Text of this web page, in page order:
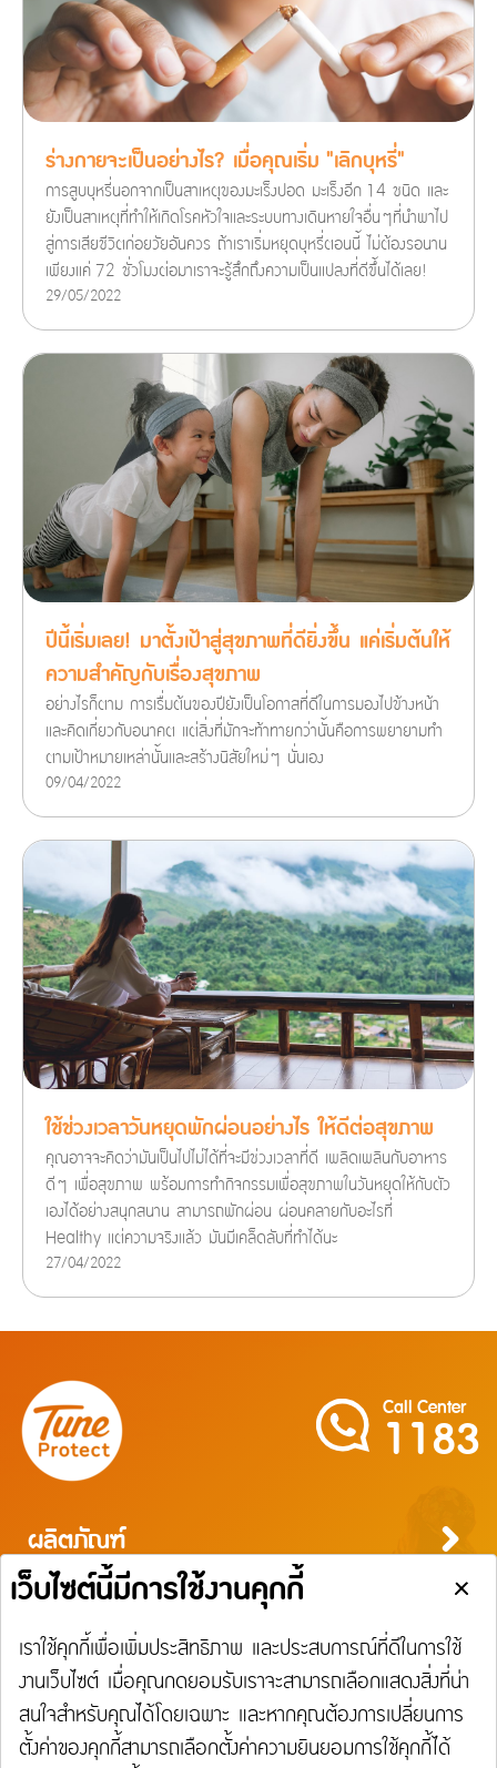
ร่างกายจะเป็นอย่างไร? เมื่อคุณเริ่ม "เลิกบุหรี่"
การสูบบุหรี่นอกจากเป็นสาเหตุของมะเร็งปอด มะเร็งอีก 14 ชนิด และ
ยังเป็นสาเหตุที่ทำให้เกิดโรคหัวใจและระบบทางเดินหายใจอื่นๆที่นำพาไป
สู่การเสียชีวิตก่อยวัยอันควร ถ้าเราเริ่มหยุดบุหรี่ตอนนี้ ไม่ต้องรอนาน
เพียงแค่ 72 ชั่วโมงต่อมาเราจะรู้สึกถึงความเป็นแปลงที่ดีขึ้นได้เลย!
29/05/2022
ปีนี้เริ่มเลย! มาตั้งเป้าสู่สุขภาพที่ดียิ่งขึ้น แค่เริ่มต้นให้
ความสำคัญกับเรื่องสุขภาพ
อย่างไรก็ตาม การเรื่มต้นของปียังเป็นโอกาสที่ดีในการมองไปข้างหน้า
และคิดเกี่ยวกับอนาคต แต่สิ่งที่มักจะท้าทายกว่านั้นคือการพยายามทำ
ตามเป้าหมายเหล่านั้นและสร้างนิสัยใหม่ๆ นั่นเอง
09/04/2022
ใช้ช่วงเวลาวันหยุดพักผ่อนอย่างไร ให้ดีต่อสุขภาพ
คุณอาจจะคิดว่ามันเป็นไปไม่ได้ที่จะมีช่วงเวลาที่ดี เพลิดเพลินกับอาหาร
ดีๆ เพื่อสุขภาพ พร้อมการทำกิจกรรมเพื่อสุขภาพในวันหยุดให้กับตัว
เองได้อย่างสนุกสนาน สามารถพักผ่อน ผ่อนคลายกับอะไรที่
Healthy แต่ความจริงแล้ว มันมีเคล็ดลับที่ทำได้นะ
27/04/2022
Call Center
1183
ผลิตภัณฑ์
ประกันภัยสำหรับบุคคล
ประกันภัยการเดินทาง
ประกันภัยสำหรับธุรกิจ
ประกันความเสี่ยงภัยทุกชนิดสำหรับงานรับเหมาก่อสร้าง/ติดตั้งเครื่องจักร
ประกันความเสี่ยงภัยทุกชนิดของอุตสาหกรรม
ความรับผิดต่อบุคคลภายนอก
ประกันภัยธุรกิจหยุดชะงัก
ประกันภัยทางทะเล และขนส่ง
ประกันอัคคีภัย
บริการ
บริการ
Tune Care
Tune Connect
แจ้งใช้สิทธิลดหย่อนภาษี
Lounge Pass
เรียกร้องสินไหม
การประกันภัยเดินทาง
การเรียกร้องค่าสินไหมทดแทนกรณีรักษาพยาบาลจากการเจ็บป่วย
การเรียกร้องค่าสินไหมทดแทนกรณีรักษาพยาบาลจากอุบัติเหตุ
การประกันภัยอุบัติเหตุส่วนบุคคล
การเรียกร้องค่าสินไหมทดแทนกรณีประกันภัยอุบัติเหตุส่วนบุคคล
การประกันภัยสุขภาพ
การเรียกร้องค่าสินไหมทดแทนกรณีโรคร้ายแรง / โรคเบาหวาน
การประกันภัยบ้าน
การเรียกร้องค่าสินไหมทดแทนประกันภัยบ้าน
การประกันภัยรถยนต์
การเรียกร้อนค่าสินไหมทดแทนประกันภัยรถยนต์
การประกันภัยความเสี่ยงภัยทรัพย์สิน / อัคคีภัย
การเรียกร้องค่าสินไหมทดแทนประเภทความเสี่ยงภัยทรัพย์สิน
การเรียกร้องค่าสินไหมทดแทนประเภทอัคคีภัย
การประกันภัยความรับผิดต่อบุคคลภายนอก
การเรียกร้องค่าสินไหมทดแทนความรับผิดต่อบุคคลภายนอก
การประกันภัยทางทะเลและขนส่ง
การเรียกร้องค่าสินไหมทดแทนประกันภัยทางทะเลและขนส่ง
ประกันภัยแรงงานต่างด้าว
ประกันภัยแรงงานต่างด้าว
ประกันภัยชดเชยรายได้ ชิลชัวร์
ประกันภัยชดเชยรายได้ ชิลชัวร์
เกี่ยวกับ Tune Protect
เกี่ยวกับ Tune Protect
ติดต่อเรา
Tune Protect Group
พันธมิตร